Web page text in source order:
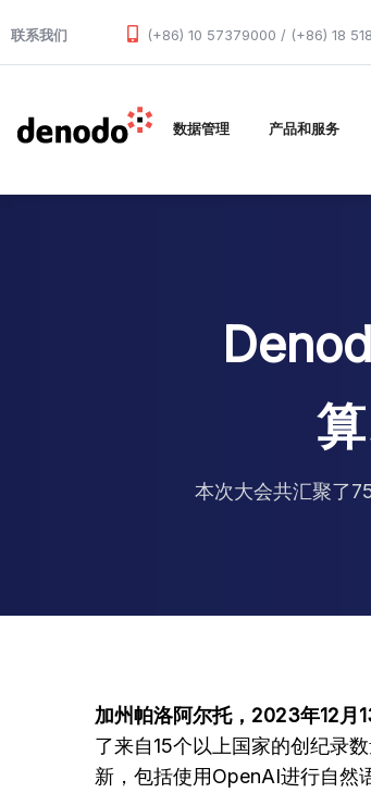
联系我们 (+86) 10 57379000 / (+86) 18
数据管理 产品和服务
本次大会共汇聚了
加州帕洛阿尔托，2023年12月
了来自15个以上国家的创纪录
新，包括使用OpenAI进行自然